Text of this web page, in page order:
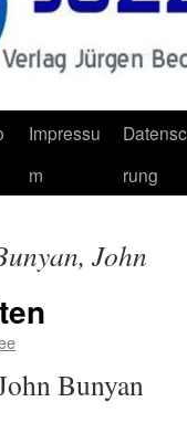
Impressu
m
rung
John
Bunyan